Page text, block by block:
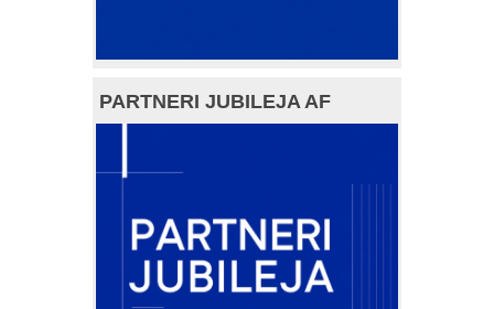
PARTNERI JUBILEJA AF